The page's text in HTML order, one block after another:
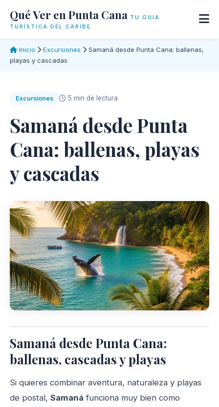
Qué Ver en Punta Cana TU GUÍA
TURÍSTICA DEL CARIBE
Inicio Excursiones
Samaná desde Punta Cana: ballenas,
playas y cascadas
Excursiones 5 min de lectura
Samaná desde Punta
Cana: ballenas, playas
y cascadas
Samaná desde Punta Cana:
ballenas, cascadas y playas
Si quieres combinar aventura, naturaleza y playas
de postal, Samaná funciona muy bien como